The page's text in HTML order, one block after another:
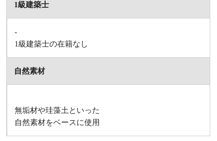
1級建築士
-
1級建築士の在籍なし
自然素材
無垢材や珪藻土といった
自然素材をベースに使用